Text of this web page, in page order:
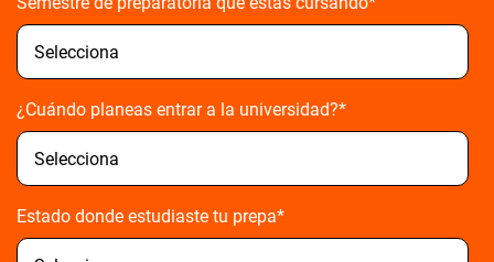
¿Cuándo planeas entrar a la universidad?*
Estado donde estudiaste tu prepa*